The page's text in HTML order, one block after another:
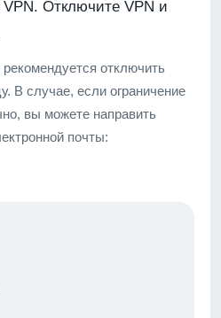
Отключите VPN и
отключить
В случае, если ограничение
вы можете направить
почты: